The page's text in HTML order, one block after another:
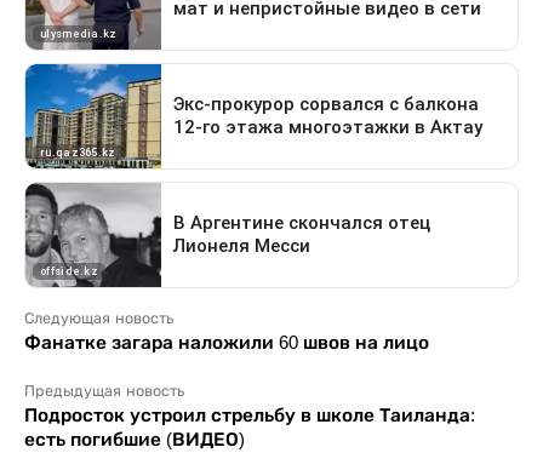
Следующая новость
Фанатке загара наложили 60 швов на лицо
Предыдущая новость
Подросток устроил стрельбу в школе Таиланда:
есть погибшие (ВИДЕО)